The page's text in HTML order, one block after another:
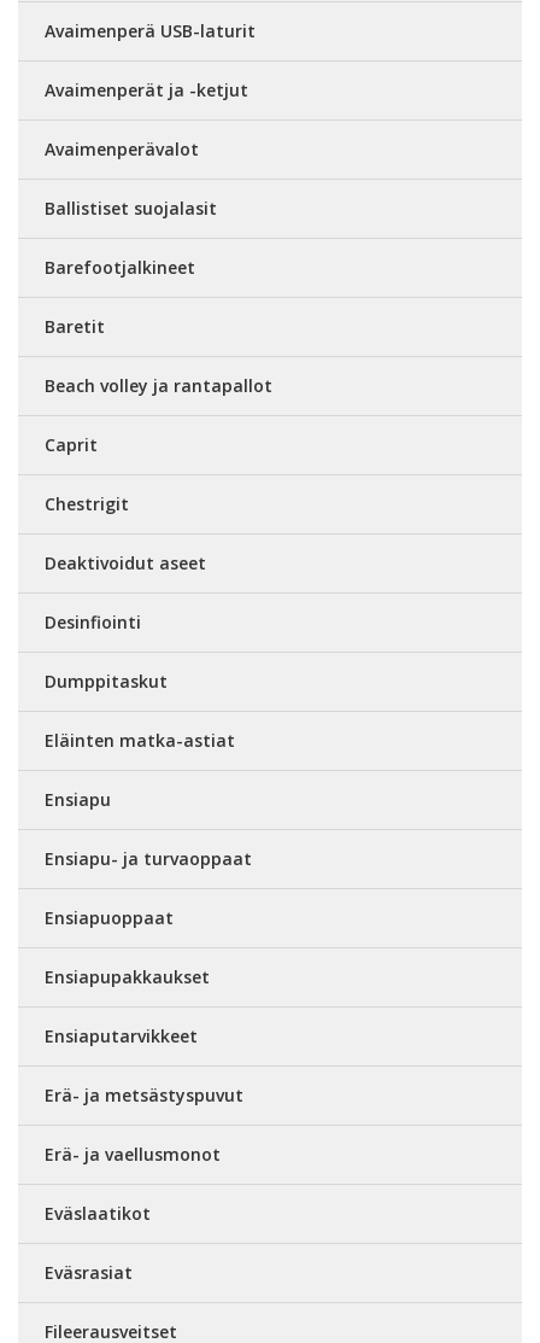
Avaimenperä USB-laturit
Avaimenperät ja -ketjut
Avaimenperävalot
Ballistiset suojalasit
Barefootjalkineet
Baretit
Beach volley ja rantapallot
Caprit
Chestrigit
Deaktivoidut aseet
Desinfiointi
Dumppitaskut
Eläinten matka-astiat
Ensiapu
Ensiapu- ja turvaoppaat
Ensiapuoppaat
Ensiapupakkaukset
Ensiaputarvikkeet
Erä- ja metsästyspuvut
Erä- ja vaellusmonot
Eväslaatikot
Eväsrasiat
Fileerausveitset